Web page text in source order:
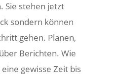
Sie stehen jetzt
sondern können
gehen. Planen,
Berichten. Wie
gewisse Zeit bis